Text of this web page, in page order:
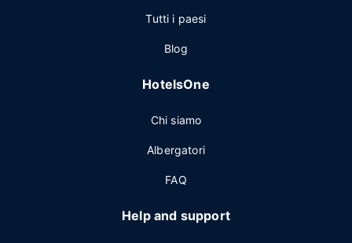
Tutti i paesi
Blog
HotelsOne
Chi siamo
Albergatori
FAQ
Help and support